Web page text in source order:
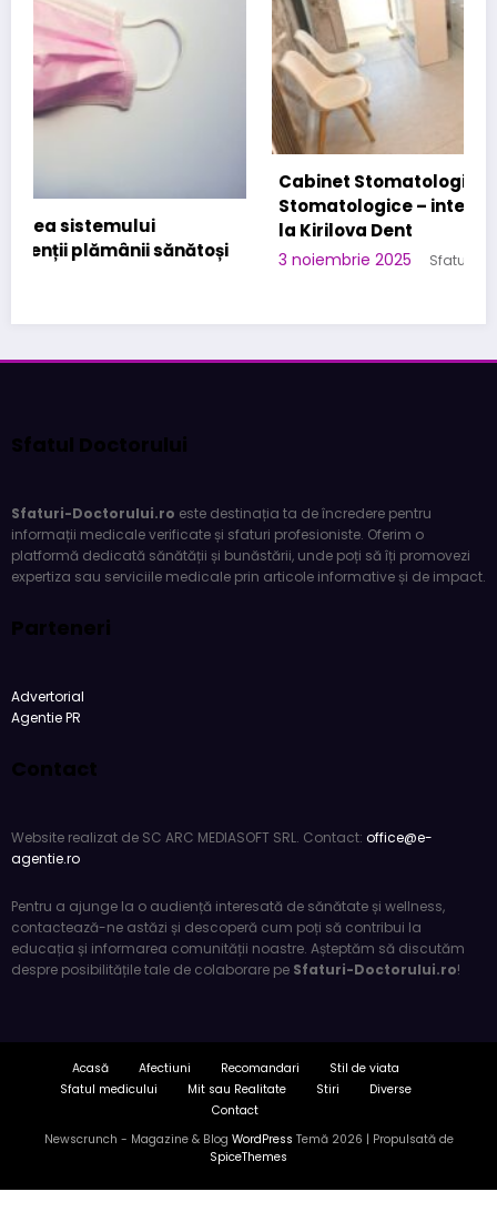
Cabinet Stomatologic specializat in Urgente
Stomatologice – interventii rapide in Bucuresti
la Kirilova Dent
3 noiembrie 2025 Sfatul Doctorului
Sfatul Doctorului
Sfaturi-Doctorului.ro
este destinația ta de încredere pentru
informații medicale verificate și sfaturi profesioniste. Oferim o
platformă dedicată sănătății și bunăstării, unde poți să îți promovezi
expertiza sau serviciile medicale prin articole informative și de impact.
Parteneri
Agentie PR
Contact
agentie.ro
contactează-ne astăzi și descoperă cum poți să contribui la
educația și informarea comunității noastre. Așteptăm să discutăm
despre posibilitățile tale de colaborare peSfaturi-Doctorului.ro !
SpiceThemes